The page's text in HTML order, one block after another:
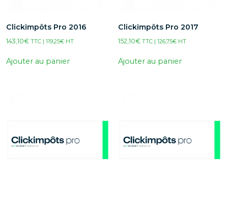
Clickimpôts Pro 2016
143,10€ TTC | 119,25€ HT
Ajouter au panier
Clickimpôts Pro 2017
152,10€ TTC |126,75€ HT
Ajouter au panier